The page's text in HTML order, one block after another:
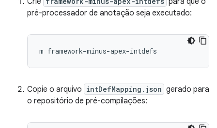
pré-processador de anotação seja executado:
m
Copie o arquivo intDefMapping.json gerado para
o repositório de pré-compilações: